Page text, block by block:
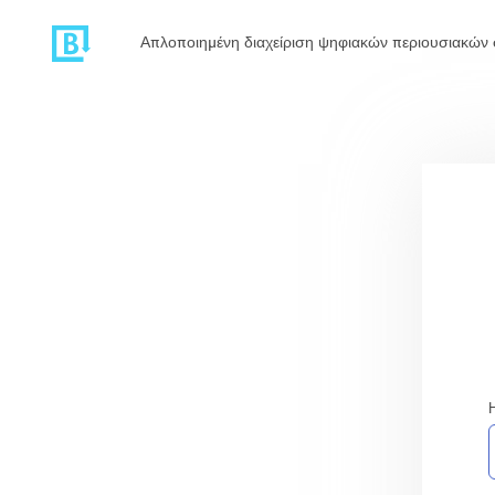
Απλοποιημένη διαχείριση ψηφιακών περιουσιακών